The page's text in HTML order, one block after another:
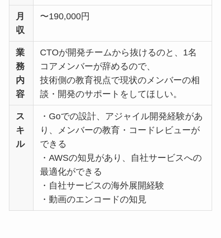
月
収
〜190,000円
業
務
内
容
CTOが開発チームから抜けるのと、1名
コアメンバーが辞めるので、
技術側の教育視点で現状のメンバーの相
談・開発のサポートをしてほしい。
ス
キ
ル
・Goでの設計、アジャイル開発経験があ
り、メンバーの教育・コードレビューが
できる
・AWSの知見があり、自社サービスへの
最適化ができる
・自社サービスの海外展開経験
・動画のエンコードの知見